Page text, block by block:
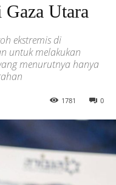
Gaza Utara
ekstremis di
untuk melakukan
menurutnya hanya
0
1781